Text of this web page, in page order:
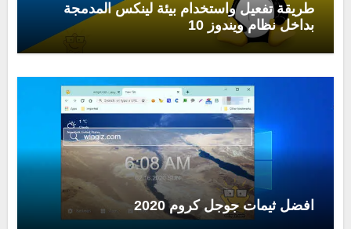
طريقة تفعيل واستخدام بيئة لينكس المدمجة
بداخل نظام ويندوز 10
افضل ثيمات جوجل كروم 2020